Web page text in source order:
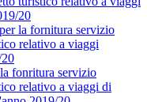
20
la fornitura servizio
relativo a viaggi
fonritura servizio
relativo a viaggi di